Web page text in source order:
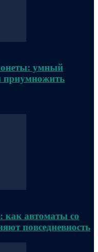
умный
приумножить
как автоматы со
повседневность